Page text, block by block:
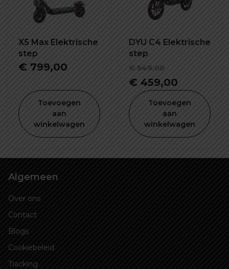
X5 Max Elektrische
step
€ 799,00
Toevoegen
aan
winkelwagen
DYU C4 Elektrische
step
€549,00
prijs
€ 549,00.
€ 459,00
prijs
€ 459,00.
Toevoegen
aan
winkelwagen
Algemeen
Over ons
Contact
Blogs
Cookiebeleid
Tracking